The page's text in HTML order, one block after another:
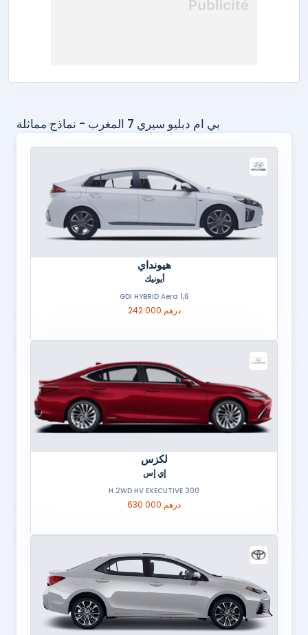
بي ام دبليو سيري 7 المغرب - نماذج مماثلة
هيونداي
أيونيك
1,6 GDI HYBRID Aera
242 000 درهم
لكزس
إي إس
300 H 2WD HV EXECUTIVE
630 000 درهم